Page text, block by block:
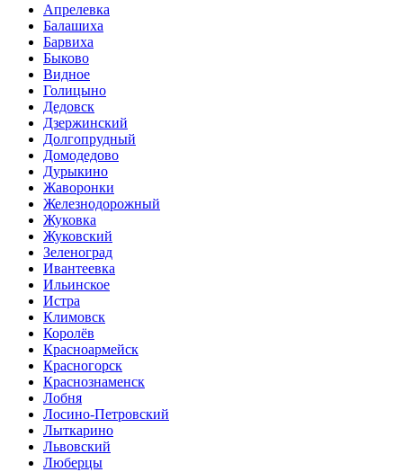
Апрелевка
Балашиха
Барвиха
Быково
Видное
Голицыно
Дедовск
Дзержинский
Долгопрудный
Домодедово
Дурыкино
Жаворонки
Железнодорожный
Жуковка
Жуковский
Зеленоград
Ивантеевка
Ильинское
Истра
Климовск
Королёв
Красноармейск
Красногорск
Краснознаменск
Лобня
Лосино-Петровский
Лыткарино
Львовский
Люберцы